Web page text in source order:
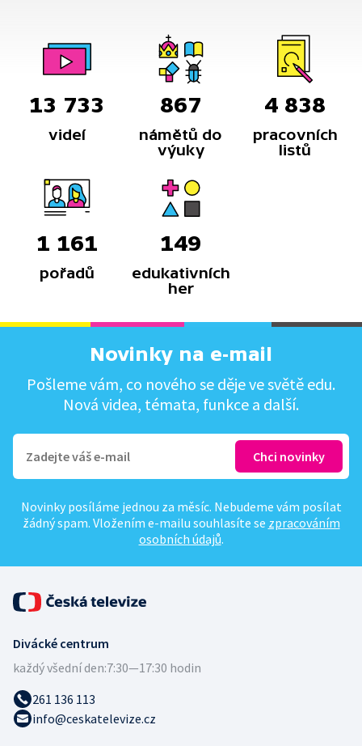
13 733
videí
867
námětů do
výuky
4 838
pracovních
listů
1 161
pořadů
149
edukativních
her
Novinky na e-mail
Pošleme vám, co nového se děje ve světě edu.
Nová videa, témata, funkce a další.
Novinky posíláme jednou za měsíc. Nebudeme vám posílat
žádný spam. Vložením e-mailu souhlasíte se zpracováním
osobních údajů.